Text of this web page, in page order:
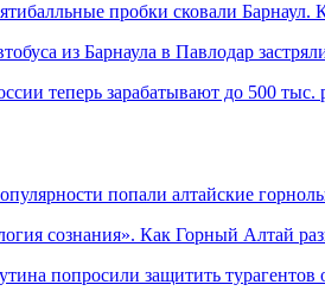
пробки сковали Барнаул.
из Барнаула в Павлодар
теперь зарабатывают до 500 тыс.
попали алтайские
сознания». Как Горный Алтай
попросили защитить турагентов